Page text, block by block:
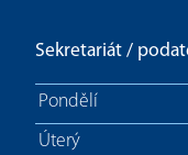
Sekretariát /
Pondělí
Úterý